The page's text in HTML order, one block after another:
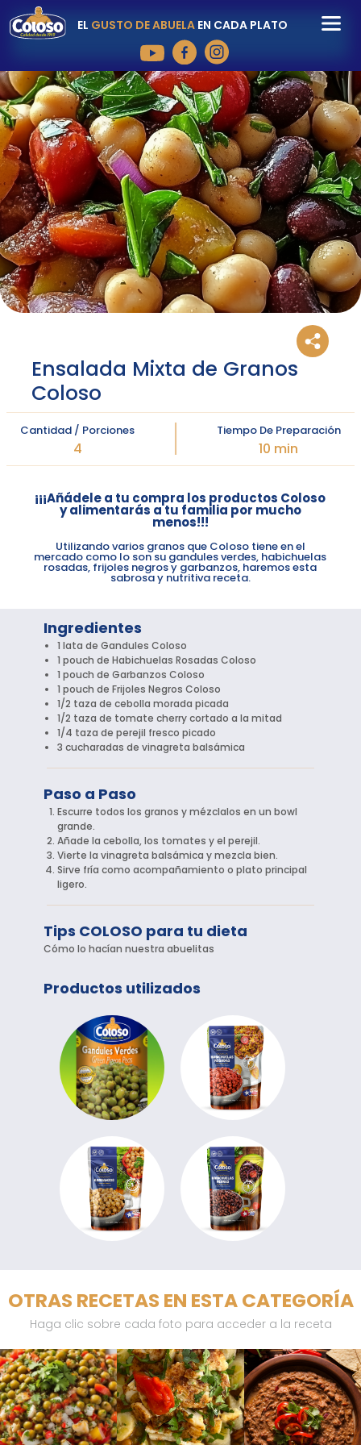
EL GUSTO DE ABUELAEN CADA PLATO
Ensalada Mixta de Granos
Coloso
Cantidad / Porciones
4
Tiempo De Preparación
10 min
¡¡¡Añádele a tu compra los productos Coloso
y alimentarás a tu familia por mucho
menos!!!
Utilizando varios granos que Coloso tiene en el
mercado como lo son su gandules verdes, habichuelas
rosadas, frijoles negros y garbanzos, haremos esta
sabrosa y nutritiva receta.
Ingredientes
1 lata de Gandules Coloso
1 pouch de Habichuelas Rosadas Coloso
1 pouch de Garbanzos Coloso
1 pouch de Frijoles Negros Coloso
1/2 taza de cebolla morada picada
1/2 taza de tomate cherry cortado a la mitad
1/4 taza de perejil fresco picado
3 cucharadas de vinagreta balsámica
Paso a Paso
Escurre todos los granos y mézclalos en un bowl
grande.
Añade la cebolla, los tomates y el perejil.
Vierte la vinagreta balsámica y mezcla bien.
Sirve fría como acompañamiento o plato principal
ligero.
Tips COLOSO para tu dieta
Cómo lo hacían nuestra abuelitas
Productos utilizados
OTRAS RECETAS EN ESTA CATEGORÍA
Haga clic sobre cada foto para acceder a la receta